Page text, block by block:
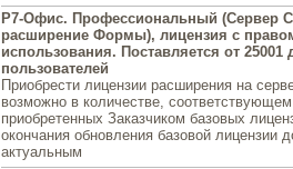
Р7-Офис. Профессиональный (Сервер
расширение Формы), лицензия с
использования. Поставляется от 25001
пользователей
Приобрести лицензии расширения на
возможно в количестве,
приобретенных Заказчиком базовых
окончания обновления базовой лицензии
актуальным